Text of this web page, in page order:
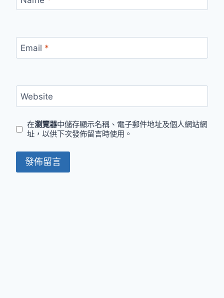
Email *
Website
在瀏覽器中儲存顯示名稱、電子郵件地址及個人網站網
址，以供下次發佈留言時使用。